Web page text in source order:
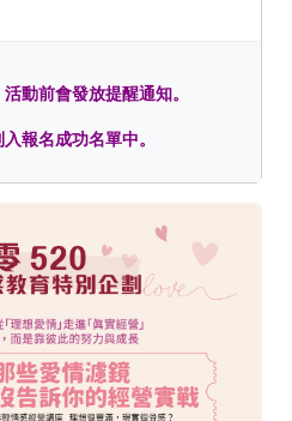
動前會發放提醒通知。
報名成功名單中。